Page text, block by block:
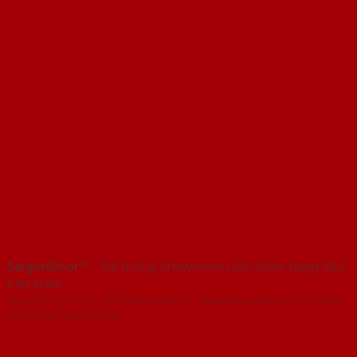
SaigonDoor™ - Hệ thống Showroom cửa nhôm hàng đầu
Việt Nam
Copyright ⓒ 2016 – 2026 SaigonDoor™ - www.bancuanhom.com | Đơn
vị chủ quản SaigonDoor